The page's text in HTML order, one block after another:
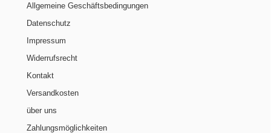
Allgemeine Geschäftsbedingungen
Datenschutz
Impressum
Widerrufsrecht
Kontakt
Versandkosten
über uns
Zahlungsmöglichkeiten